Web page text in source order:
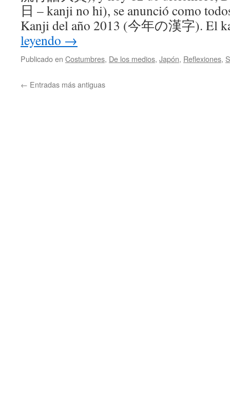
日 – kanji no hi), se anunció como
Kanji del año 2013 (今年の漢字). El
leyendo →
Publicado en Costumbres, De los medios, Japón, Reflexiones,
← Entradas más antiguas